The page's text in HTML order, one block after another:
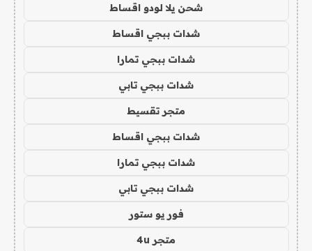
شحن يلا لودو اقساط
شدات ببجي اقساط
شدات ببجي تمارا
شدات ببجي تابي
متجر تقسيط
شدات ببجي اقساط
شدات ببجي تمارا
شدات ببجي تابي
فور يو ستور
متجر 4u